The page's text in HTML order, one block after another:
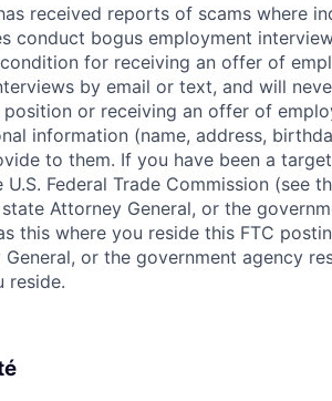
received reports of scams where
conduct bogus employment
for receiving an offer of
by email or text, and will
or receiving an offer of
information (name, address,
to them. If you have been a
Federal Trade Commission (see
Attorney General, or the
this where you reside this FTC
or the government agency
reside.